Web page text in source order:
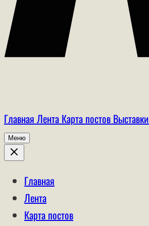
Главная Лента Карта постов Выставки
Меню
Главная
Лента
Карта постов